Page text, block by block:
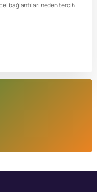
bağlantıları neden tercih